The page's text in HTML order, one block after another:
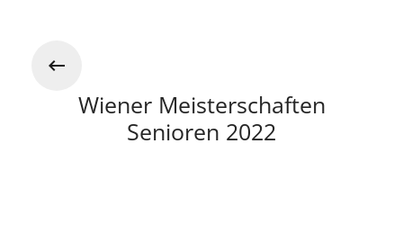
Wiener Meisterschaften
Senioren 2022